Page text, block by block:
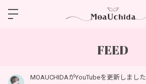
FEED
MOAUCHIDAがYouTubeを更新しました